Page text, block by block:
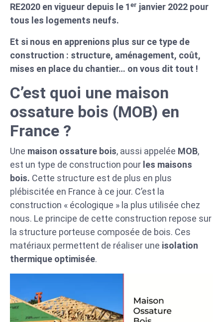
RE2020 en vigueur depuis le 1er janvier 2022 pour
tous les logements neufs.
Et si nous en apprenions plus sur ce type de
construction : structure, aménagement, coût,
mises en place du chantier… on vous dit tout !
C’est quoi une maison
ossature bois (MOB) en
France ?
Une maison ossature bois, aussi appelée MOB,
est un type de construction pour les maisons
bois. Cette structure est de plus en plus
plébiscitée en France à ce jour. C’est la
construction « écologique » la plus utilisée chez
nous. Le principe de cette construction repose sur
la structure porteuse composée de bois. Ces
matériaux permettent de réaliser une isolation
thermique optimisée.